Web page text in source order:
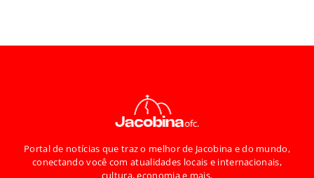
Portal de notícias que traz o melhor de Jacobina e do mundo,
conectando você com atualidades locais e internacionais,
cultura, economia e mais.